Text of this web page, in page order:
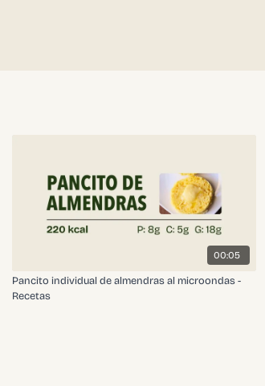
00:05
Pancito individual de almendras al microondas -
Recetas